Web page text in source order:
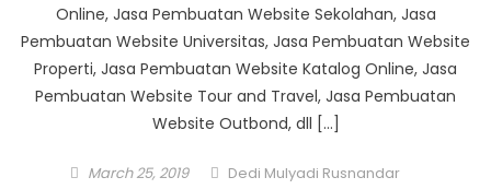
Online, Jasa Pembuatan Website Sekolahan, Jasa
Pembuatan Website Universitas, Jasa Pembuatan Website
Properti, Jasa Pembuatan Website Katalog Online, Jasa
Pembuatan Website Tour and Travel, Jasa Pembuatan
Website Outbond, dll […]
Posted
March 25, 2019 Author
Dedi Mulyadi Rusnandar